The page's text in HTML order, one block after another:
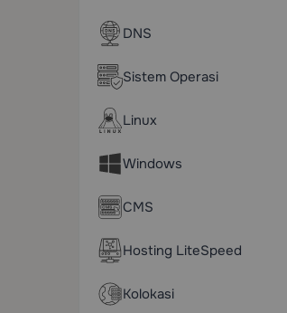
DNS
Sistem Operasi
Linux
Windows
CMS
Hosting LiteSpeed
Kolokasi